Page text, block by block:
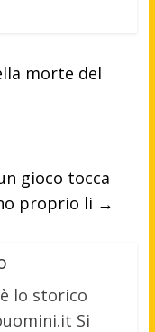
morte del
gioco tocca
proprio li →
lo storico
Si